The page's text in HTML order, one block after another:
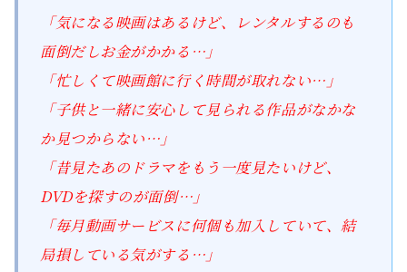
「気になる映画はあるけど、レンタルするのも
面倒だしお金がかかる…」
「忙しくて映画館に行く時間が取れない…」
「子供と一緒に安心して見られる作品がなかな
か見つからない…」
「昔見たあのドラマをもう一度見たいけど、
DVDを探すのが面倒…」
「毎月動画サービスに何個も加入していて、結
局損している気がする…」